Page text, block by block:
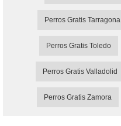
Perros Gratis Tarragona
Perros Gratis Toledo
Perros Gratis Valladolid
Perros Gratis Zamora